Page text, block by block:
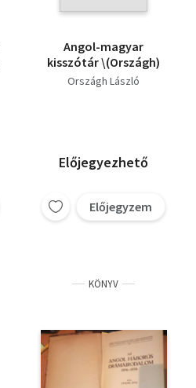
Angol-magyar
kisszótár \(Országh)
Országh László
Előjegyezhető
Előjegyzem
KÖNYV